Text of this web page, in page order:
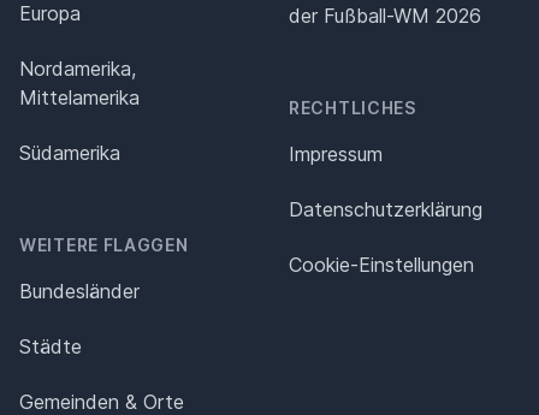
Europa
Nordamerika,
Mittelamerika
Südamerika
WEITERE FLAGGEN
Bundesländer
Städte
Gemeinden & Orte
der Fußball-WM 2026
RECHTLICHES
Impressum
Datenschutz­erklärung
Cookie-Einstellungen